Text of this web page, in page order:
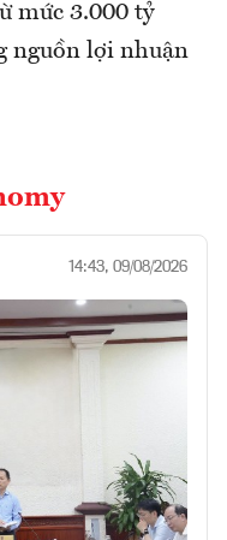
mức 3.000 tỷ
nguồn lợi nhuận
14:43, 09/08/2026